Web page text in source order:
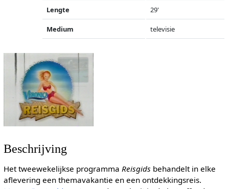
Lengte 29'
Medium televisie
Beschrijving
Het tweewekelijkse programma Reisgids behandelt in elke
aflevering een themavakantie en een ontdekkingsreis.